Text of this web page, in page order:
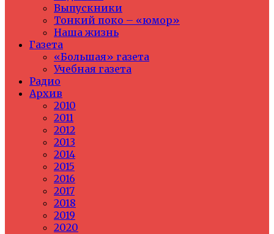
Выпускники
Тонкий поко – «юмор»
Наша жизнь
Газета
«Большая» газета
Учебная газета
Радио
Архив
2010
2011
2012
2013
2014
2015
2016
2017
2018
2019
2020